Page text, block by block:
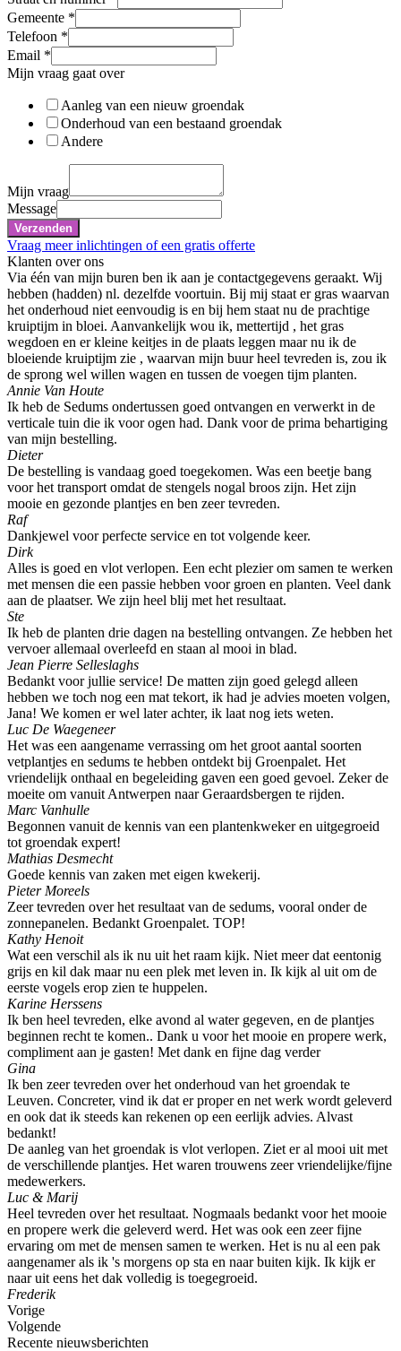
Gemeente *
Telefoon *
Email *
Mijn vraag gaat over
Aanleg van een nieuw groendak
Onderhoud van een bestaand groendak
Andere
Mijn vraag
Message
Verzenden
Vraag meer inlichtingen of een gratis offerte
Klanten over ons
Via één van mijn buren ben ik aan je contactgegevens geraakt. Wij
hebben (hadden) nl. dezelfde voortuin. Bij mij staat er gras waarvan
het onderhoud niet eenvoudig is en bij hem staat nu de prachtige
kruiptijm in bloei. Aanvankelijk wou ik, mettertijd , het gras
wegdoen en er kleine keitjes in de plaats leggen maar nu ik de
bloeiende kruiptijm zie , waarvan mijn buur heel tevreden is, zou ik
de sprong wel willen wagen en tussen de voegen tijm planten.
Annie Van Houte
Ik heb de Sedums ondertussen goed ontvangen en verwerkt in de
verticale tuin die ik voor ogen had. Dank voor de prima behartiging
van mijn bestelling.
Dieter
De bestelling is vandaag goed toegekomen. Was een beetje bang
voor het transport omdat de stengels nogal broos zijn. Het zijn
mooie en gezonde plantjes en ben zeer tevreden.
Raf
Dankjewel voor perfecte service en tot volgende keer.
Dirk
Alles is goed en vlot verlopen. Een echt plezier om samen te werken
met mensen die een passie hebben voor groen en planten. Veel dank
aan de plaatser. We zijn heel blij met het resultaat.
Ste
Ik heb de planten drie dagen na bestelling ontvangen. Ze hebben het
vervoer allemaal overleefd en staan al mooi in blad.
Jean Pierre Selleslaghs
Bedankt voor jullie service! De matten zijn goed gelegd alleen
hebben we toch nog een mat tekort, ik had je advies moeten volgen,
Jana! We komen er wel later achter, ik laat nog iets weten.
Luc De Waegeneer
Het was een aangename verrassing om het groot aantal soorten
vetplantjes en sedums te hebben ontdekt bij Groenpalet. Het
vriendelijk onthaal en begeleiding gaven een goed gevoel. Zeker de
moeite om vanuit Antwerpen naar Geraardsbergen te rijden.
Marc Vanhulle
Begonnen vanuit de kennis van een plantenkweker en uitgegroeid
tot groendak expert!
Mathias Desmecht
Goede kennis van zaken met eigen kwekerij.
Pieter Moreels
Zeer tevreden over het resultaat van de sedums, vooral onder de
zonnepanelen. Bedankt Groenpalet. TOP!
Kathy Henoit
Wat een verschil als ik nu uit het raam kijk. Niet meer dat eentonig
grijs en kil dak maar nu een plek met leven in. Ik kijk al uit om de
eerste vogels erop zien te huppelen.
Karine Herssens
Ik ben heel tevreden, elke avond al water gegeven, en de plantjes
beginnen recht te komen.. Dank u voor het mooie en propere werk,
compliment aan je gasten! Met dank en fijne dag verder
Gina
Ik ben zeer tevreden over het onderhoud van het groendak te
Leuven. Concreter, vind ik dat er proper en net werk wordt geleverd
en ook dat ik steeds kan rekenen op een eerlijk advies. Alvast
bedankt!
De aanleg van het groendak is vlot verlopen. Ziet er al mooi uit met
de verschillende plantjes. Het waren trouwens zeer vriendelijke/fijne
medewerkers.
Luc & Marij
Heel tevreden over het resultaat. Nogmaals bedankt voor het mooie
en propere werk die geleverd werd. Het was ook een zeer fijne
ervaring om met de mensen samen te werken. Het is nu al een pak
aangenamer als ik 's morgens op sta en naar buiten kijk. Ik kijk er
naar uit eens het dak volledig is toegegroeid.
Frederik
Vorige
Volgende
Recente nieuwsberichten